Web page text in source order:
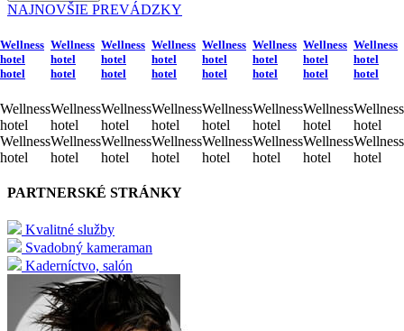
NAJNOVŠIE PREVÁDZKY
Wellness
hotel
hotel
Wellness
hotel
Wellness
hotel
Wellness
hotel
hotel
Wellness
hotel
Wellness
hotel
Wellness
hotel
hotel
Wellness
hotel
Wellness
hotel
Wellness
hotel
hotel
Wellness
hotel
Wellness
hotel
Wellness
hotel
hotel
Wellness
hotel
Wellness
hotel
Wellness
hotel
hotel
Wellness
hotel
Wellness
hotel
Wellness
hotel
hotel
Wellness
hotel
Wellness
hotel
Wellness
hotel
hotel
Wellness
hotel
Wellness
hotel
PARTNERSKÉ STRÁNKY
Kvalitné služby
Svadobný kameraman
Kaderníctvo, salón